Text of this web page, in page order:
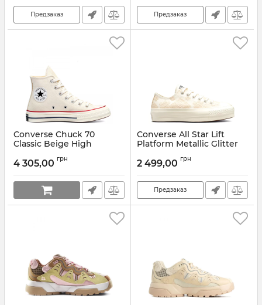
Предзаказ Предзаказ
Converse Chuck 70
Classic Beige High
4 305,00 грн
Converse All Star Lift
Platform Metallic Glitter
Артикул: A03240C
2 499,00 грн
Предзаказ